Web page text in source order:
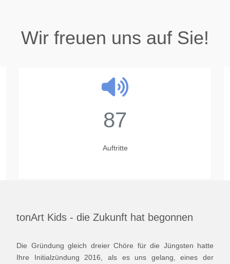
Wir freuen uns auf Sie!
87
Auftritte
tonArt Kids - die Zukunft hat begonnen
Die Gründung gleich dreier Chöre für die Jüngsten hatte
Ihre Initialzündung 2016, als es uns gelang, eines der